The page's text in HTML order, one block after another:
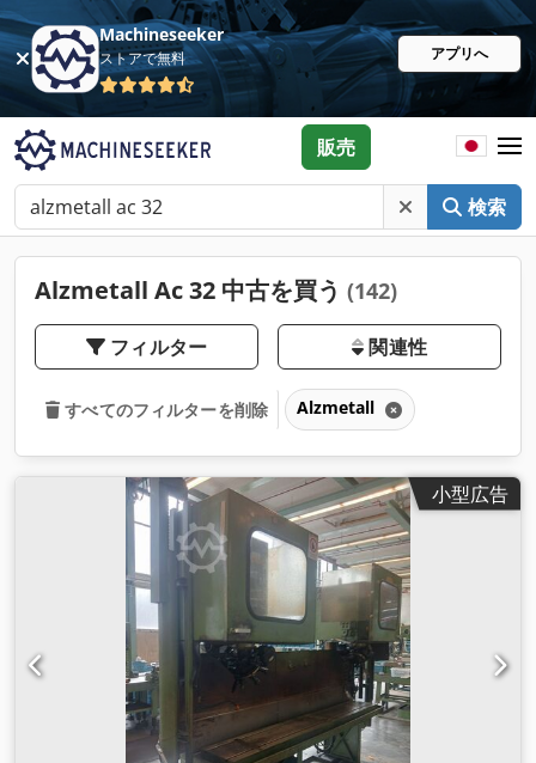
Machineseeker
ストアで無料 アプリへ
検索
販売
Alzmetall Ac 32 中古を買う (142)
フィルター 関連性
すべてのフィルターを削除 Alzmetall
小型広告